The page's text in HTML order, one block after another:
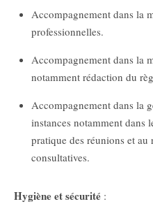
Accompagnement dans la
professionnelles.
Accompagnement dans la
notamment rédaction du
Accompagnement dans la
instances notamment dans
pratique des réunions et
consultatives.
Hygiène et sécurité :